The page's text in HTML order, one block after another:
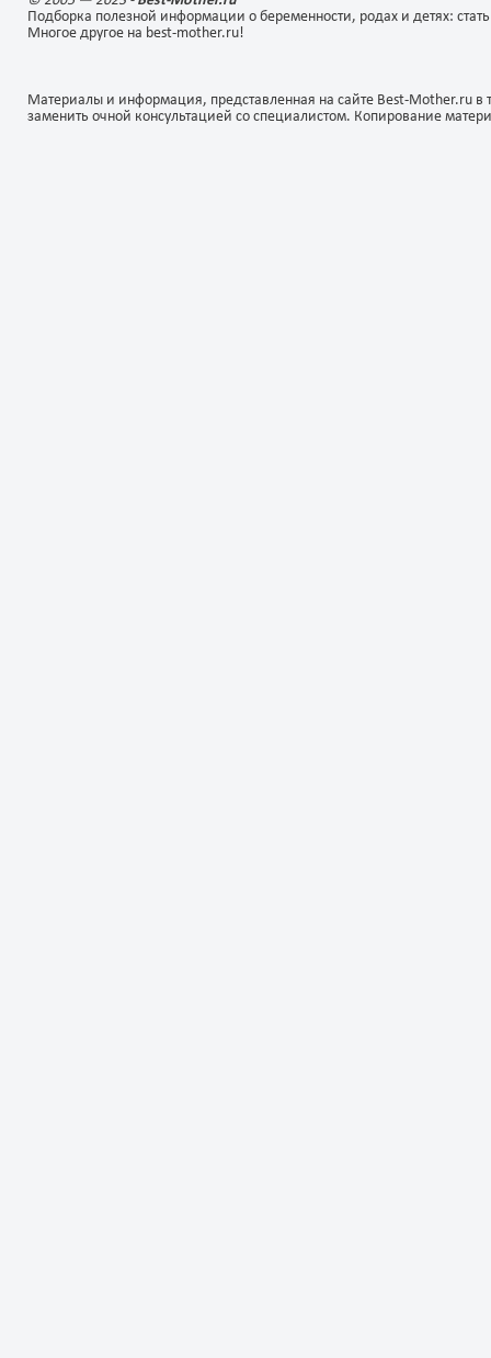
Подборка полезной информации о беременности, родах и детях:
Многое другое на best-mother.ru!
Материалы и информация, представленная на сайте Best-Mother.ru
заменить очной консультацией со специалистом. Копирование